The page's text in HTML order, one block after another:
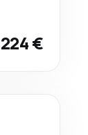
224 €